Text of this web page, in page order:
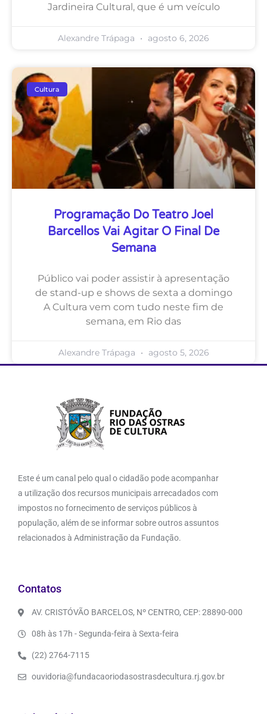
Jardineira Cultural, que é um veículo
Alexandre Trápaga agosto 6, 2026
Cultura
Programação Do Teatro Joel
Barcellos Vai Agitar O Final De
Semana
Público vai poder assistir à apresentação
de stand-up e shows de sexta a domingo
A Cultura vem com tudo neste fim de
semana, em Rio das
Alexandre Trápaga agosto 5, 2026
Este é um canal pelo qual o cidadão pode acompanhar
a utilização dos recursos municipais arrecadados com
impostos no fornecimento de serviços públicos à
população, além de se informar sobre outros assuntos
relacionados à Administração da Fundação.
Contatos
AV. CRISTÓVÃO BARCELOS, Nº CENTRO, CEP: 28890-000
08h às 17h - Segunda-feira à Sexta-feira
(22) 2764-7115
ouvidoria@fundacaoriodasostrasdecultura.rj.gov.br